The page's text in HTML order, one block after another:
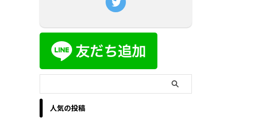
人気の投稿